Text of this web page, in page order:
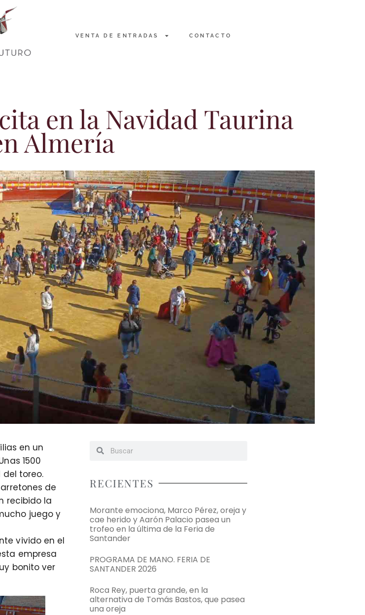
VENTA DE ENTRADAS CONTACTO
en la Navidad Taurina
Almería
en un
1500
toreo.
de
recibido la
juego y
vivido en el
empresa
bonito ver
RECIENTES
Morante emociona, Marco Pérez, oreja y
cae herido y Aarón Palacio pasea un
trofeo en la última de la Feria de
Santander
PROGRAMA DE MANO. FERIA DE
SANTANDER 2026
Roca Rey, puerta grande, en la
alternativa de Tomás Bastos, que pasea
una oreja